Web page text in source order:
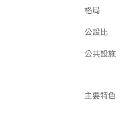
格局
公設比
公共設施
主要特色